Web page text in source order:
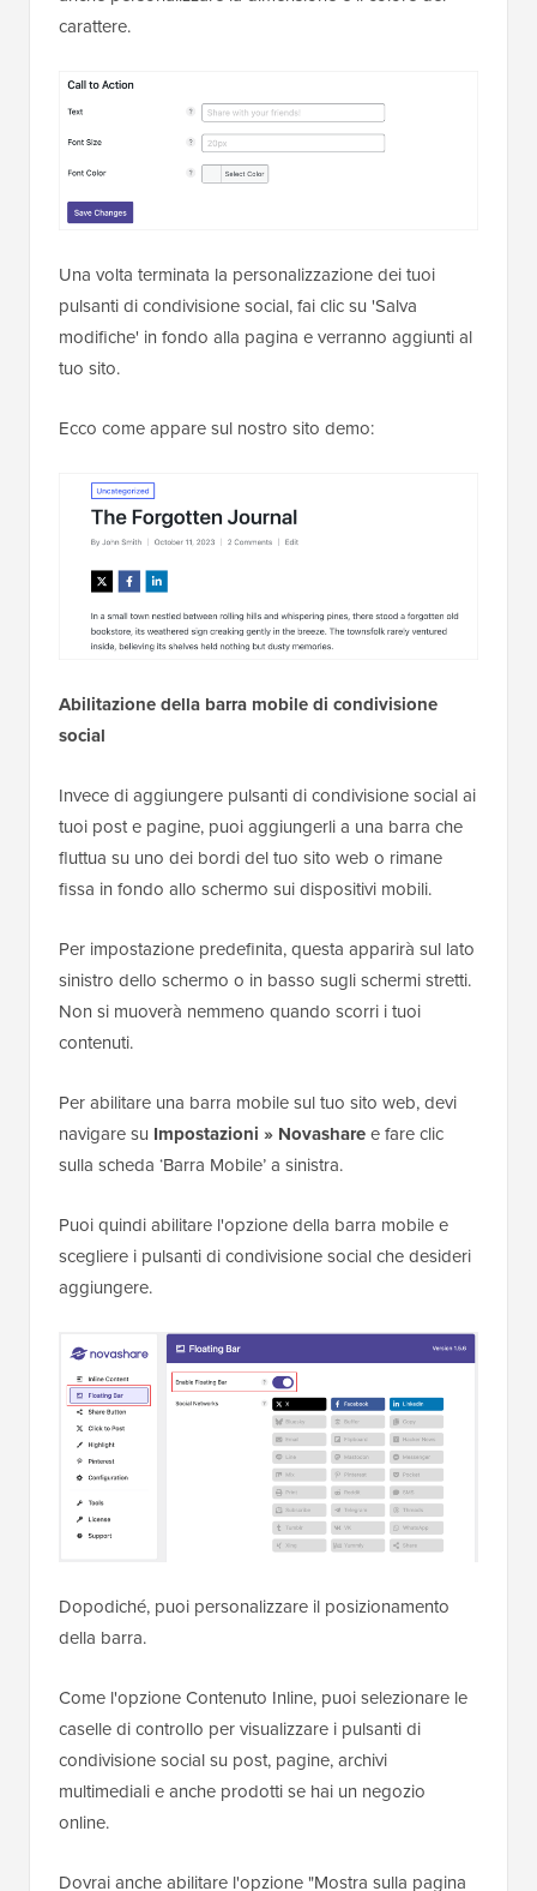
carattere.
Una volta terminata la personalizzazione dei tuoi
pulsanti di condivisione social, fai clic su 'Salva
modifiche' in fondo alla pagina e verranno aggiunti al
tuo sito.
Ecco come appare sul nostro sito demo:
Abilitazione della barra mobile di condivisione
social
Invece di aggiungere pulsanti di condivisione social ai
tuoi post e pagine, puoi aggiungerli a una barra che
fluttua su uno dei bordi del tuo sito web o rimane
fissa in fondo allo schermo sui dispositivi mobili.
Per impostazione predefinita, questa apparirà sul lato
sinistro dello schermo o in basso sugli schermi stretti.
Non si muoverà nemmeno quando scorri i tuoi
contenuti.
Per abilitare una barra mobile sul tuo sito web, devi
navigare su Impostazioni » Novasharee fare clic
sulla scheda ‘Barra Mobile’ a sinistra.
Puoi quindi abilitare l'opzione della barra mobile e
scegliere i pulsanti di condivisione social che desideri
aggiungere.
Dopodiché, puoi personalizzare il posizionamento
della barra.
Come l'opzione Contenuto Inline, puoi selezionare le
caselle di controllo per visualizzare i pulsanti di
condivisione social su post, pagine, archivi
multimediali e anche prodotti se hai un negozio
online.
Dovrai anche abilitare l'opzione "Mostra sulla pagina